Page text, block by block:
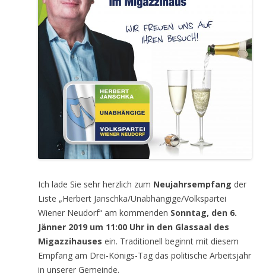
Ich lade Sie sehr herzlich zum Neujahrsempfang der
Liste „Herbert Janschka/Unabhängige/Volkspartei
Wiener Neudorf“ am kommenden Sonntag, den 6.
Jänner 2019 um 11:00 Uhr in den Glassaal des
Migazzihauses ein. Traditionell beginnt mit diesem
Empfang am Drei-Königs-Tag das politische Arbeitsjahr
in unserer Gemeinde.